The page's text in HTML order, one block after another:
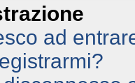
ad